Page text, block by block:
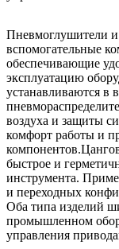
Пневмоглушители
вспомогательные
обеспечивающие
эксплуатацию
устанавливаются в
воздуха и защиты
комфорт работы и
быстрое и
инструмента.
и переходных
Оба типа изделий
промышленном
управления